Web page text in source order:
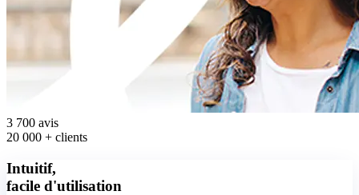
3 700 avis
20 000 + clients
Intuitif,
facile d'utilisation